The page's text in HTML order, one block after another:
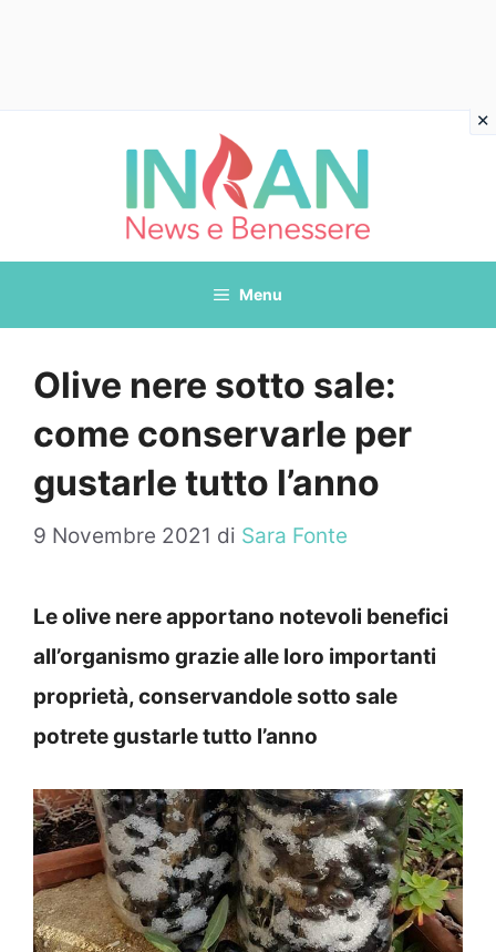
Menu
Olive nere sotto sale:
come conservarle per
gustarle tutto l’anno
9 Novembre 2021 di Sara Fonte
Le olive nere apportano notevoli benefici
all’organismo grazie alle loro importanti
proprietà, conservandole sotto sale
potrete gustarle tutto l’anno